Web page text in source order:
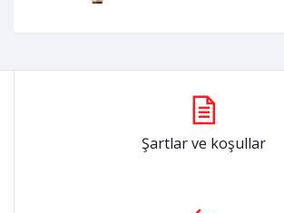
Şartlar ve koşullar